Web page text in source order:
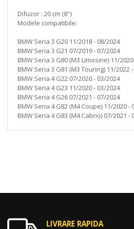
Difuzor : 20 cm (8")
Modele compatibile:
BMW Seria 3 G20 11/2018 - 08/2024
BMW Seria 3 G21 07/2019 - 07/2024
BMW Seria 3 G80 (M3 Limosine) 11/
BMW Seria 3 G81 (M3 Touring) 11/2022
BMW Seria 4 G22 07/2020 - 03/2024
BMW Seria 4 G23 11/2020 - 03/2024
BMW Seria 4 G26 07/2021 - 07/2024
BMW Seria 4 G82 (M4 Coupe) 11/2020 -
BMW Seria 4 G83 (M4 Cabrio) 07/2021 -
LIVRARE RAPIDA